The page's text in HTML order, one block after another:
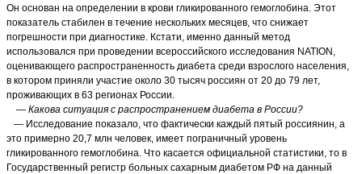
Он основан на определении в крови гликированного гемоглобина. Этот
показатель стабилен в течение нескольких месяцев, что снижает
погрешности при диагностике. Кстати, именно данный метод
использовался при проведении всероссийского исследования NATION,
оценивающего распространенность диабета среди взрослого населения,
в котором приняли участие около 30 тысяч россиян от 20 до 79 лет,
проживающих в 63 регионах России.
— Какова ситуация с распространением диабета в России?
— Исследование показало, что фактически каждый пятый россиянин, а
это примерно 20,7 млн человек, имеет пограничный уровень
гликированного гемоглобина. Что касается официальной статистики, то в
Государственный регистр больных сахарным диабетом РФ на данный